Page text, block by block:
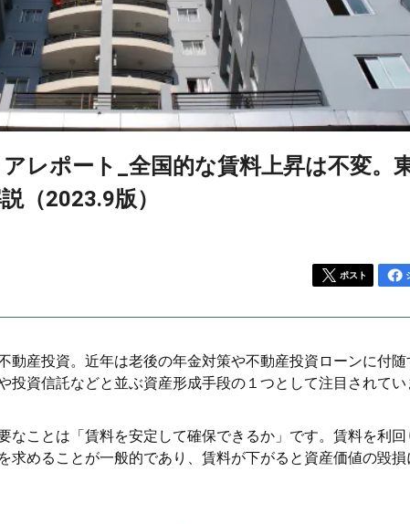
レポート_全国的な賃料上昇は不変。
（2023.9版）
ポスト
動産投資。近年は老後の年金対策や不動産投資ローンに付随
投資信託などと並ぶ資産形成手段の１つとして注目されてい
なことは「賃料を安定して確保できるか」です。賃料を利回
求めることが一般的であり、賃料が下がると資産価値の毀損